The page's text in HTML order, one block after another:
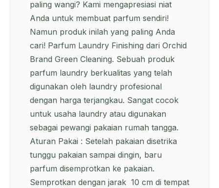
paling wangi? Kami mengapresiasi niat
Anda untuk membuat parfum sendiri!
Namun produk inilah yang paling Anda
cari! Parfum Laundry Finishing dari Orchid
Brand Green Cleaning. Sebuah produk
parfum laundry berkualitas yang telah
digunakan oleh laundry profesional
dengan harga terjangkau. Sangat cocok
untuk usaha laundry atau digunakan
sebagai pewangi pakaian rumah tangga.
Aturan Pakai : Setelah pakaian disetrika
tunggu pakaian sampai dingin, baru
parfum disemprotkan ke pakaian.
Semprotkan dengan jarak 10 cm di tempat